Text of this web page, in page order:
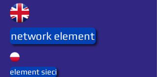
network element
element sieci